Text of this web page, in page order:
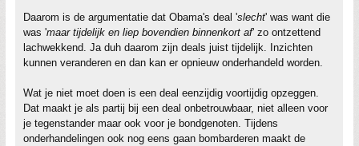
Daarom is de argumentatie dat Obama's deal 'slecht' was want die
was 'maar tijdelijk en liep bovendien binnenkort af' zo ontzettend
lachwekkend. Ja duh daarom zijn deals juist tijdelijk. Inzichten
kunnen veranderen en dan kan er opnieuw onderhandeld worden.
Wat je niet moet doen is een deal eenzijdig voortijdig opzeggen.
Dat maakt je als partij bij een deal onbetrouwbaar, niet alleen voor
je tegenstander maar ook voor je bondgenoten. Tijdens
onderhandelingen ook nog eens gaan bombarderen maakt de